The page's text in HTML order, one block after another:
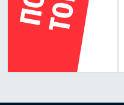
4 Полусинтетическое
масло